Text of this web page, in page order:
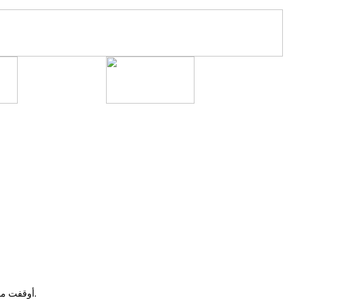
أوقفت مفوضية الشرطة بتوجنين4 زوجة ضبطها زوجها و هي منتهكة حرمات الله مع شاب للمرة الثانية على طريق مسعود.